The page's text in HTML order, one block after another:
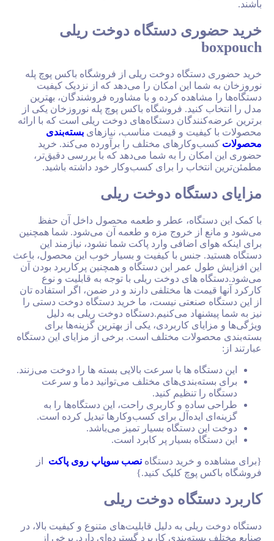
دستگاه دوخت ریلی
دوخت ریلی از فروشگاه باکس پوچ پله
این امکان را می‌دهد که از نزدیک کیفیت
کرده و با مشاوره فروشندگان، بهترین
فروشگاه باکس پوچ پله نوروزخان یکی از
دستگاه‌های دوخت ریلی است که با ارائه
و قیمت مناسب، نیازهای بسته‌بندی
مختلف را برآورده می‌کند. خرید
را به شما می‌دهد که با بررسی دقیق‌تر،
را برای کسب‌وکار خود داشته باشید.
دوخت ریلی
عطر و طعمه محصول داخل آن حفظ
از خروج مزه و طعمه آن می‌شود. شما همچنین
اضافی وارد پاکت شما نشود، نیازمند این
جنس با کیفیت و بسیار خوب این محصول، باعث
عمر این دستگاه و همچنین پرکاربرد بودن آن
دوخت ریلی با توجه به قابلیت و نوع
ها مختلفی دارند و در ضمن، اگر استفاده تان
صنعتی نیست، ما خرید دستگاه دوخت دستی را
می‌کنیم.دستگاه دوخت ریلی به دلیل
کاربردی، یکی از بهترین گزینه‌ها برای
مختلف است. برخی از مزایای این دستگاه
ها با سرعت بالایی بسته ها را دوخت می‌زنند.
مختلف می‌توانید دما و سرعت
تنظیم کنید.
و کاربری راحت، این دستگاه‌ها را به
ایده‌آل برای کسب‌وکارها تبدیل کرده است.
دستگاه بسیار تمیز می‌باشد.
بسیار پر کابرد است.
خرید دستگاهنصب سوپاپ روی پاکتاز
پوچ کلیک کنید.}
دوخت ریلی
به دلیل قابلیت‌های متنوع و کیفیت بالا، در
کاربرد گسترده‌ای دارد. برخی از